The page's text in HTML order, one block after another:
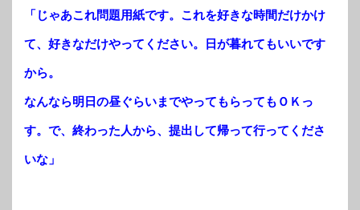
「じゃあこれ問題用紙です。これを好きな時間だけかけ
て、好きなだけやってください。日が暮れてもいいです
から。
なんなら明日の昼ぐらいまでやってもらってもＯＫっ
す。で、終わった人から、提出して帰って行ってくださ
いな」